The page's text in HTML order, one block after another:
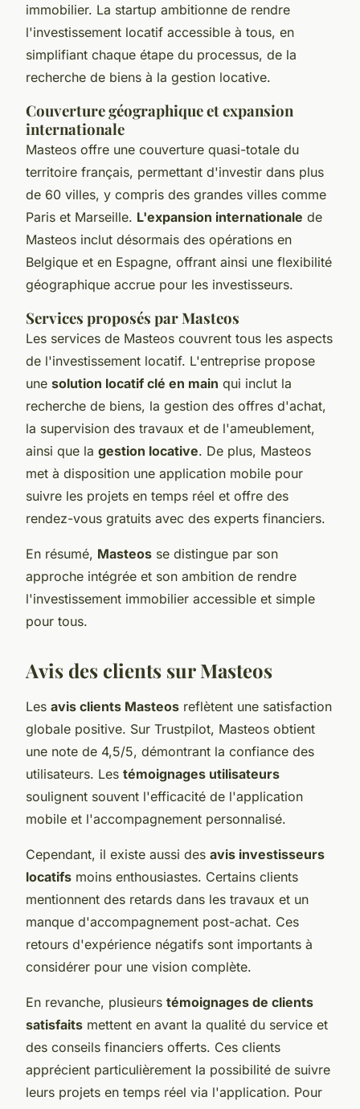
immobilier. La startup ambitionne de rendre
l'investissement locatif accessible à tous, en
simplifiant chaque étape du processus, de la
recherche de biens à la gestion locative.
Couverture géographique et expansion
internationale
Masteos offre une couverture quasi-totale du
territoire français, permettant d'investir dans plus
de 60 villes, y compris des grandes villes comme
Paris et Marseille. L'expansion internationale de
Masteos inclut désormais des opérations en
Belgique et en Espagne, offrant ainsi une flexibilité
géographique accrue pour les investisseurs.
Services proposés par Masteos
Les services de Masteos couvrent tous les aspects
de l'investissement locatif. L'entreprise propose
une solution locatif clé en main qui inclut la
recherche de biens, la gestion des offres d'achat,
la supervision des travaux et de l'ameublement,
ainsi que la gestion locative. De plus, Masteos
met à disposition une application mobile pour
suivre les projets en temps réel et offre des
rendez-vous gratuits avec des experts financiers.
En résumé, Masteos se distingue par son
approche intégrée et son ambition de rendre
l'investissement immobilier accessible et simple
pour tous.
Avis des clients sur Masteos
Les avis clients Masteos reflètent une satisfaction
globale positive. Sur Trustpilot, Masteos obtient
une note de 4,5/5, démontrant la confiance des
utilisateurs. Les témoignages utilisateurs
soulignent souvent l'efficacité de l'application
mobile et l'accompagnement personnalisé.
Cependant, il existe aussi des avis investisseurs
locatifs moins enthousiastes. Certains clients
mentionnent des retards dans les travaux et un
manque d'accompagnement post-achat. Ces
retours d'expérience négatifs sont importants à
considérer pour une vision complète.
En revanche, plusieurs témoignages de clients
satisfaits mettent en avant la qualité du service et
des conseils financiers offerts. Ces clients
apprécient particulièrement la possibilité de suivre
leurs projets en temps réel via l'application. Pour